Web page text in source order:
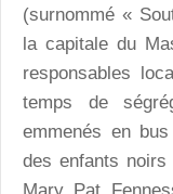
(surnommé «
la capitale du
responsables
temps de
emmenés en
des enfants